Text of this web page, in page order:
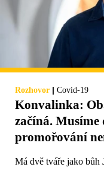
Rozhovor | Covid-19
Konvalinka:
začíná.
promořování
Má dvě tváře jako bůh